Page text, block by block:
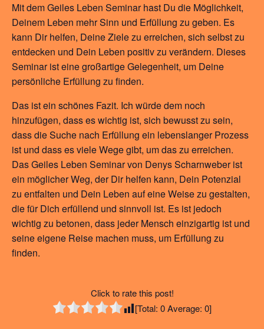
Mit dem Geiles Leben Seminar hast Du die Möglichkeit,
Deinem Leben mehr Sinn und Erfüllung zu geben. Es
kann Dir helfen, Deine Ziele zu erreichen, sich selbst zu
entdecken und Dein Leben positiv zu verändern. Dieses
Seminar ist eine großartige Gelegenheit, um Deine
persönliche Erfüllung zu finden.
Das ist ein schönes Fazit. Ich würde dem noch
hinzufügen, dass es wichtig ist, sich bewusst zu sein,
dass die Suche nach Erfüllung ein lebenslanger Prozess
ist und dass es viele Wege gibt, um das zu erreichen.
Das Geiles Leben Seminar von Denys Scharnweber ist
ein möglicher Weg, der Dir helfen kann, Dein Potenzial
zu entfalten und Dein Leben auf eine Weise zu gestalten,
die für Dich erfüllend und sinnvoll ist. Es ist jedoch
wichtig zu betonen, dass jeder Mensch einzigartig ist und
seine eigene Reise machen muss, um Erfüllung zu
finden.
Click to rate this post!
[Total: 0Average: 0]